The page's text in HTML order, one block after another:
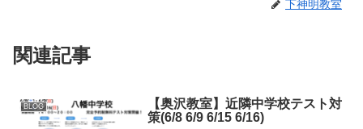
下神明教室
関連記事
BLOG
【奥沢教室】近隣中学校テスト対
策(6/8 6/9 6/15 6/16)